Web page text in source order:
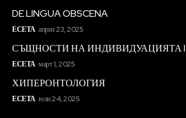
DE LINGUA OBSCENA
ЕСЕТА април 23, 2025
СЪЩНОСТИ НА ИНДИВИДУАЦИЯТА I
ЕСЕТА март 1, 2025
ХИПЕРОНТОЛОГИЯ
ЕСЕТА юли 24, 2025